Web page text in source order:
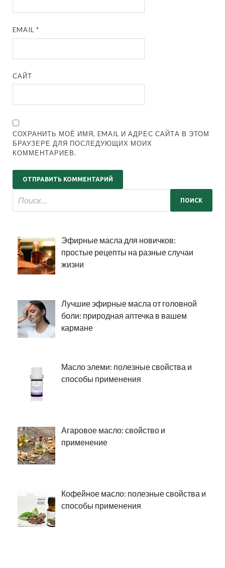
EMAIL*
САЙТ
СОХРАНИТЬ МОЁ ИМЯ, EMAIL И АДРЕС САЙТА В ЭТОМ
БРАУЗЕРЕ ДЛЯ ПОСЛЕДУЮЩИХ МОИХ
КОММЕНТАРИЕВ.
Эфирные масла для новичков:
простые рецепты на разные случаи
жизни
Лучшие эфирные масла от головной
боли: природная аптечка в вашем
кармане
Масло элеми: полезные свойства и
способы применения
Агаровое масло: свойство и
применение
Кофейное масло: полезные свойства и
способы применения